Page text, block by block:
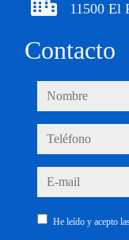
11500 El
Contacto
nombre
teléfono
e-mail
He leído y acepto